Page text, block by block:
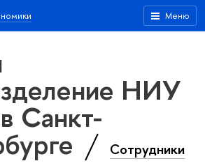
Меню
НИУ
Санкт-
Сотрудники